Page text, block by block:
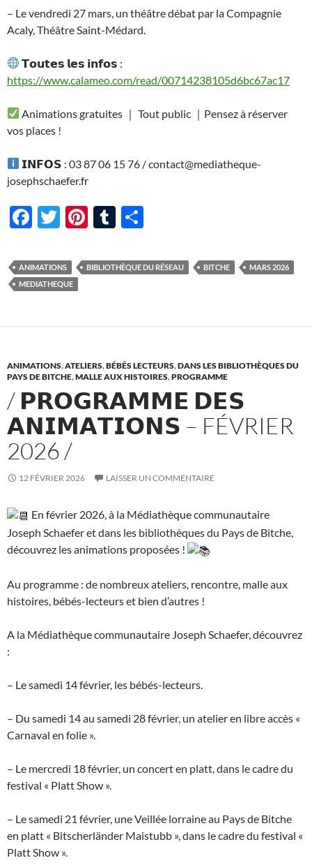
– Le vendredi 27 mars, un théâtre débat par la Compagnie
Acaly, Théâtre Saint-Médard.
𝗧𝗼𝘂𝘁𝗲𝘀 𝗹𝗲𝘀 𝗶𝗻𝗳𝗼𝘀 :
https://www.calameo.com/read/00714238105d6bc67ac17
Animations gratuites ｜ Tout public ｜Pensez à réserver
vos places !
𝗜𝗡𝗙𝗢𝗦 : 03 87 06 15 76 / contact@mediatheque-
josephschaefer.fr
F
e
b
o
T
itt
er
Pi
er
es
T
m
bl
ta
g
ANIMATIONS BIBLIOTHÈQUE DU RÉSEAU BITCHE
MARS 2026
MEDIATHEQUE
ANIMATIONS,ATELIERS,BÉBÉS LECTEURS,DANS LES BIBLIOTHÈQUES DU
PAYS DE BITCHE,MALLE AUX HISTOIRES,PROGRAMME
/ 𝗣𝗥𝗢𝗚𝗥𝗔𝗠𝗠𝗘 𝗗𝗘𝗦
𝗔𝗡𝗜𝗠𝗔𝗧𝗜𝗢𝗡𝗦 – FÉVRIER
2026 /
12 FÉVRIER 2026 LAISSER UN COMMENTAIRE
En février 2026, à la Médiathèque communautaire
Joseph Schaefer et dans les bibliothèques du Pays de Bitche,
découvrez les animations proposées !
Au programme : de nombreux ateliers, rencontre, malle aux
histoires, bébés-lecteurs et bien d’autres !
A la Médiathèque communautaire Joseph Schaefer, découvrez
:
– Le samedi 14 février, les bébés-lecteurs.
– Du samedi 14 au samedi 28 février, un atelier en libre accès «
Carnaval en folie ».
– Le mercredi 18 février, un concert en platt, dans le cadre du
festival « Platt Show ».
– Le samedi 21 février, une Veillée lorraine au Pays de Bitche
en platt « Bitscherländer Maistubb », dans le cadre du festival «
Platt Show ».